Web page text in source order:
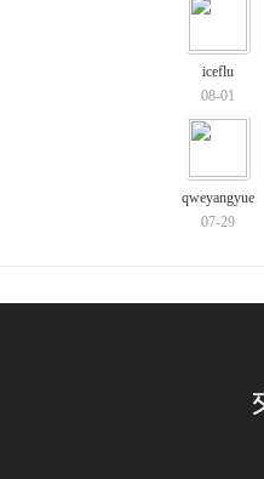
iceflu
08-01
qweyangyue
07-29